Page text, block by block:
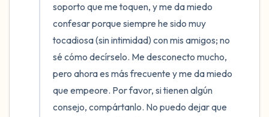
soporto que me toquen, y me da miedo
confesar porque siempre he sido muy
tocadiosa (sin intimidad) con mis amigos; no
sé cómo decírselo. Me desconecto mucho,
pero ahora es más frecuente y me da miedo
que empeore. Por favor, si tienen algún
consejo, compártanlo. No puedo dejar que